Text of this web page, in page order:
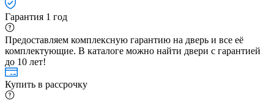
Гарантия 1 год
Предоставляем комплексную гарантию на дверь и все её
комплектующие. В каталоге можно найти двери с гарантией
до 10 лет!
Купить в рассрочку